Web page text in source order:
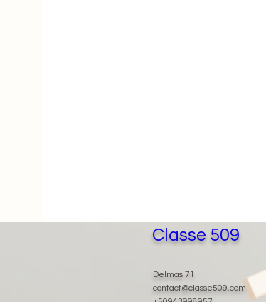
Classe 509
Delmas 71
contact@classe509.com